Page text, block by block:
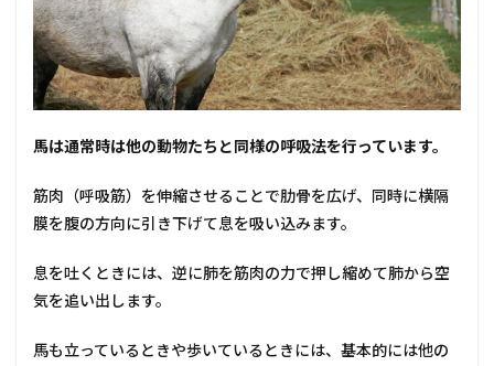
馬は通常時は他の動物たちと同様の呼吸法を行っています。
筋肉（呼吸筋）を伸縮させることで肋骨を広げ、同時に横隔
膜を腹の方向に引き下げて息を吸い込みます。
息を吐くときには、逆に肺を筋肉の力で押し縮めて肺から空
気を追い出します。
馬も立っているときや歩いているときには、基本的には他の